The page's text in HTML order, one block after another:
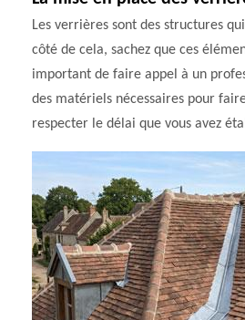
Les verrières sont des structures
côté de cela, sachez que ces
important de faire appel à un
des matériels nécessaires pour
respecter le délai que vous avez